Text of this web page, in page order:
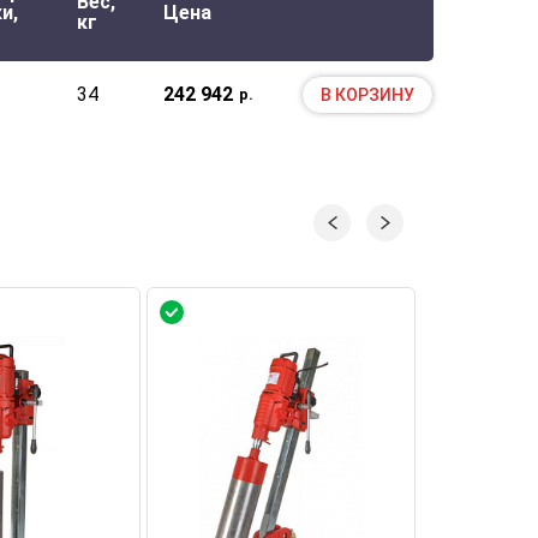
кг
Цена
34 242 942 р. В КОРЗИНУ